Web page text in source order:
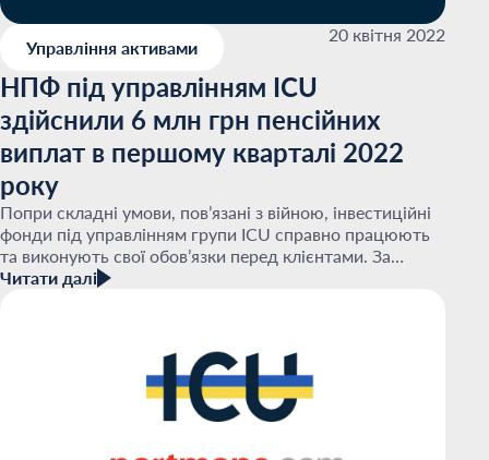
Управління активами
20 квітня 2022
НПФ під управлінням ICU
здійснили 6 млн грн пенсійних
виплат в першому кварталі 2022
року
Попри складні умови, пов’язані з війною, інвестиційні
фонди під управлінням групи ICU справно працюють
та виконують свої обов’язки перед клієнтами. За
результатами першого кварталу 2022...
Читати далі